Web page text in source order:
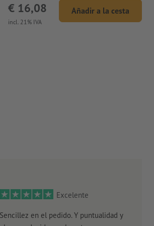
incl. 21% IVA
€ 16,08 Añadir a la cesta
Excelente
Sencillez en el pedido. Y puntualidad y